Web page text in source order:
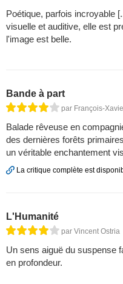
Poétique, parfois incroyable
visuelle et auditive, elle est
l'image est belle.
Bande à part
par François-
Balade rêveuse en
des dernières forêts
un véritable enchantement
La critique complète est
L'Humanité
par Vincent Ostria
Un sens aiguë du suspense
en profondeur.